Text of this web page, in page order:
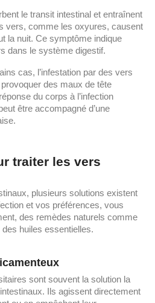
le transit intestinal et entraînent
vers, comme les oxyures, causent
la nuit. Ce symptôme indique
dans le système digestif.
cas, l’infestation par des vers
des maux de tête
du corps à l’infection
être accompagné d’une
traiter les vers
plusieurs solutions existent
et vos préférences, vous
des remèdes naturels comme
huiles essentielles.
sont souvent la solution la
Ils agissent directement